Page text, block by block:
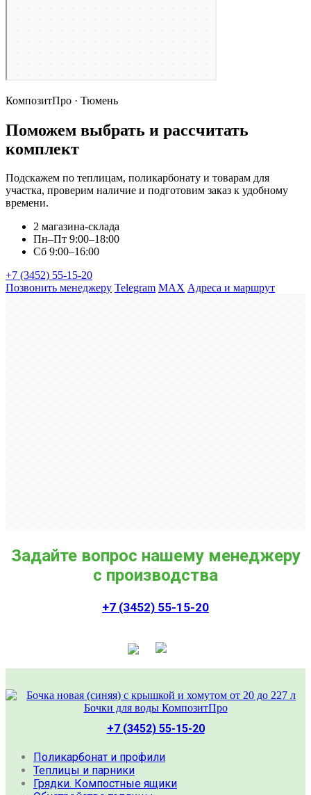
КомпозитПро · Тюмень
Поможем выбрать и рассчитать
комплект
Подскажем по теплицам, поликарбонату и товарам для
участка, проверим наличие и подготовим заказ к удобному
времени.
2 магазина-склада
Пн–Пт 9:00–18:00
Сб 9:00–16:00
+7 (3452) 55-15-20
Позвонить менеджеру Telegram MAX Адреса и маршрут
Задайте вопрос нашему менеджеру
с производства
+7 (3452) 55-15-20
+7 (3452) 55-15-20
Поликарбонат и профили
Теплицы и парники
Грядки. Компостные ящики